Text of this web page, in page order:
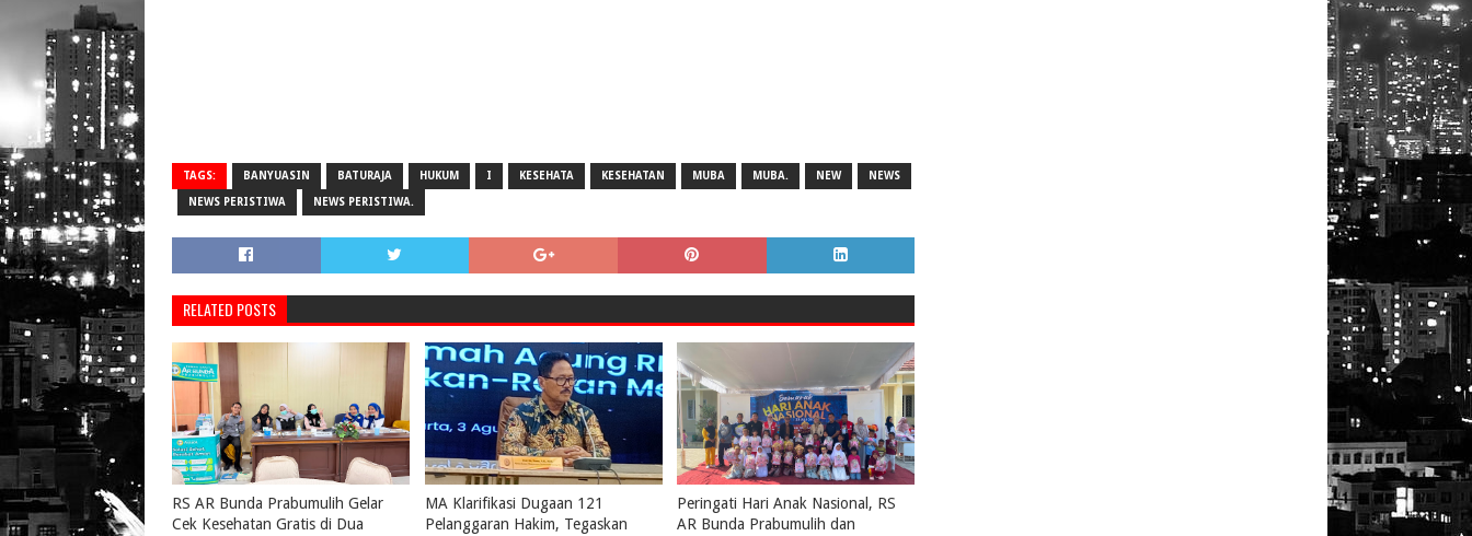
TAGS: BANYUASIN BATURAJA HUKUM I KESEHATA KESEHATAN MUBA MUBA. NEW NEWS
NEWS PERISTIWA NEWS PERISTIWA.
RELATED POSTS
RS AR Bunda Prabumulih Gelar
Cek Kesehatan Gratis di Dua
MA Klarifikasi Dugaan 121
Pelanggaran Hakim, Tegaskan
Peringati Hari Anak Nasional, RS
AR Bunda Prabumulih dan